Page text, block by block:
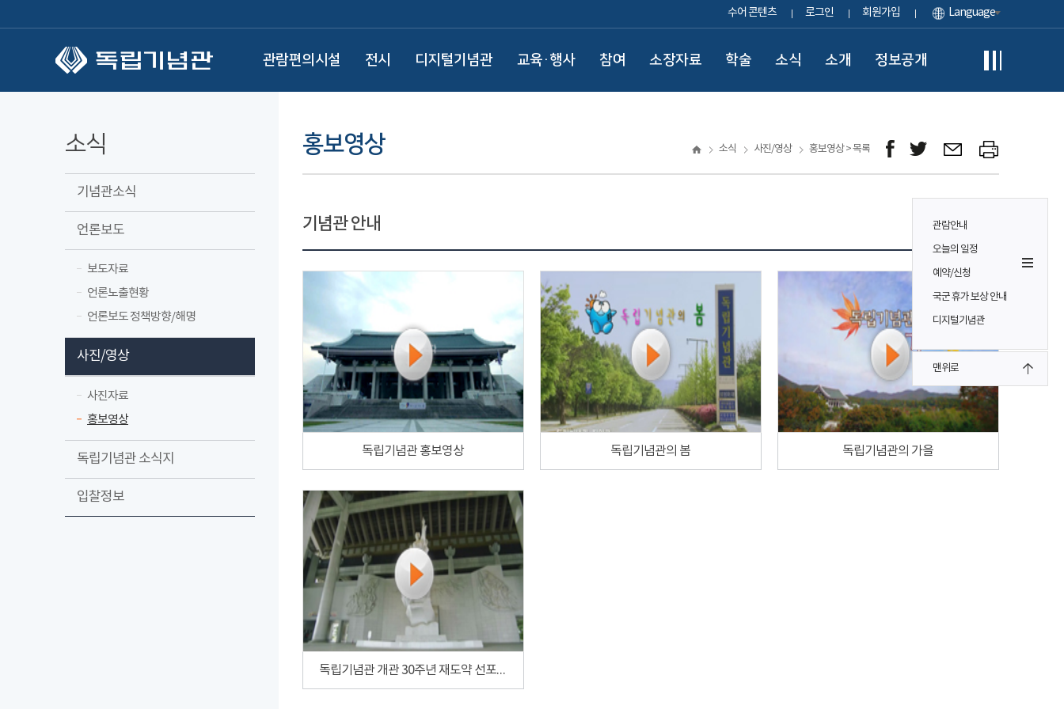
수어 콘텐츠 로그인 회원가입 Language
관람편의시설 전시 디지털기념관 교육·행사 참여 소장자료 학술 소식 소개 정보공개
관람안내
오늘의 일정
예약/신청
국군 휴가 보상 안내
디지털기념관
맨위로
소식
기념관소식
언론보도
보도자료
언론노출현황
언론보도 정책방향/해명
사진/영상
사진자료
홍보영상
독립기념관 소식지
입찰정보
홍보영상 소식 사진/영상 홍보영상 > 목록
기념관 안내
독립기념관 홍보영상 독립기념관의 봄 독립기념관의 가을
독립기념관 개관 30주년 재도약 선포식